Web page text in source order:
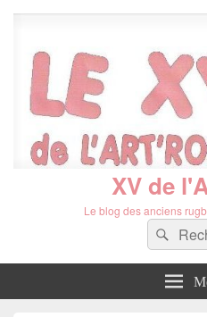
XV de
Le blog des anciens